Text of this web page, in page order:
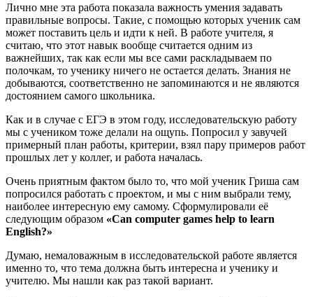
Лично мне эта работа показала важность умения задавать
правильные вопросы. Такие, с помощью которых ученик сам
может поставить цель и идти к ней. В работе учителя, я
считаю, что этот навык вообще считается одним из
важнейших, так как если мы все сами раскладываем по
полочкам, то ученику ничего не остается делать. Знания не
добываются, соответственно не запоминаются и не являются
достоянием самого школьника.
Как и в случае с ЕГЭ в этом году, исследовательскую работу
мы с учеником тоже делали на ощупь. Попросил у завучей
примерный план работы, критерии, взял пару примеров работ
прошлых лет у коллег, и работа началась.
Очень приятным фактом было то, что мой ученик Гриша сам
попросился работать с проектом, и мы с ним выбрали тему,
наиболее интересную ему самому. Сформулировали её
следующим образом «Can computer games help to learn
English?»
Думаю, немаловажным в исследовательской работе является
именно то, что тема должна быть интересна и ученику и
учителю. Мы нашли как раз такой вариант.